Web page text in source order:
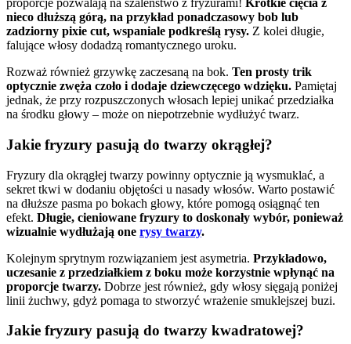
proporcje pozwalają na szaleństwo z fryzurami! Krótkie cięcia z
nieco dłuższą górą, na przykład ponadczasowy bob lub
zadziorny pixie cut, wspaniale podkreślą rysy. Z kolei długie,
falujące włosy dodadzą romantycznego uroku.
Rozważ również grzywkę zaczesaną na bok. Ten prosty trik
optycznie zwęża czoło i dodaje dziewczęcego wdzięku. Pamiętaj
jednak, że przy rozpuszczonych włosach lepiej unikać przedziałka
na środku głowy – może on niepotrzebnie wydłużyć twarz.
Jakie fryzury pasują do twarzy okrągłej?
Fryzury dla okrągłej twarzy powinny optycznie ją wysmuklać, a
sekret tkwi w dodaniu objętości u nasady włosów. Warto postawić
na dłuższe pasma po bokach głowy, które pomogą osiągnąć ten
efekt. Długie, cieniowane fryzury to doskonały wybór, ponieważ
wizualnie wydłużają one rysy twarzy.
Kolejnym sprytnym rozwiązaniem jest asymetria. Przykładowo,
uczesanie z przedziałkiem z boku może korzystnie wpłynąć na
proporcje twarzy. Dobrze jest również, gdy włosy sięgają poniżej
linii żuchwy, gdyż pomaga to stworzyć wrażenie smuklejszej buzi.
Jakie fryzury pasują do twarzy kwadratowej?